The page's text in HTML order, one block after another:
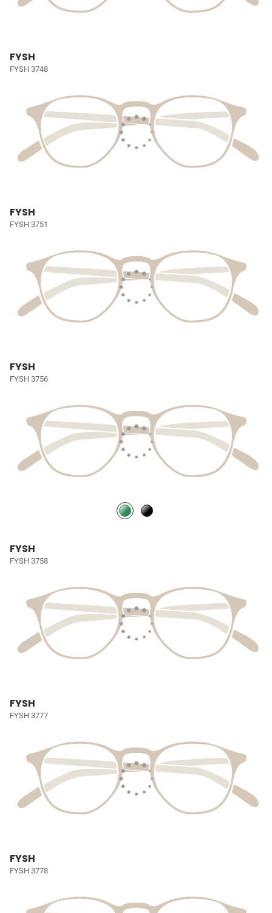
FYSH
FYSH 3748
FYSH
FYSH 3751
FYSH
FYSH 3756
FYSH
FYSH 3758
FYSH
FYSH 3777
FYSH
FYSH 3778